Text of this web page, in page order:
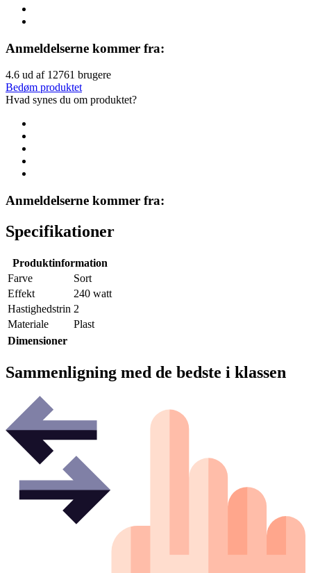
Anmeldelserne kommer fra:
4.6 ud af 12761 brugere
Bedøm produktet
Hvad synes du om produktet?
Anmeldelserne kommer fra:
Specifikationer
Produktinformation
Farve
Sort
Effekt
240 watt
Hastighedstrin 2
Materiale
Plast
Dimensioner
Sammenligning med de bedste i klassen